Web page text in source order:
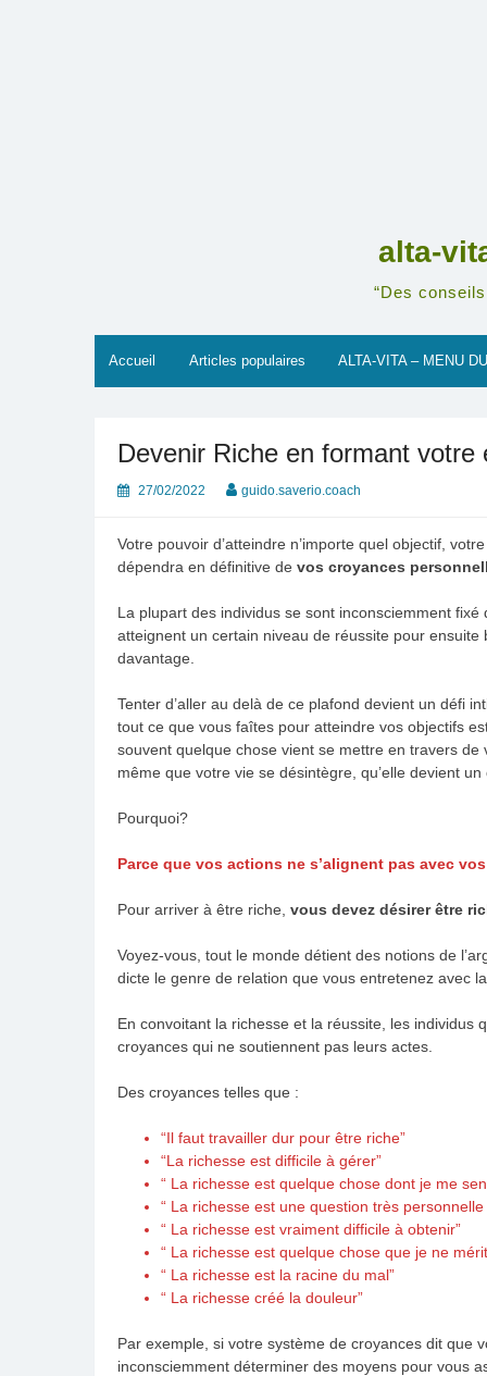
alta-
“Des
Accueil Articles populaires ALTA-VITA – MENU
Devenir Riche en formant votre
27/02/2022 guido.saverio.coach
Votre pouvoir d’atteindre n’importe quel objectif,
dépendra en définitive de vos croyances
La plupart des individus se sont inconsciemment
atteignent un certain niveau de réussite pour
davantage.
Tenter d’aller au delà de ce plafond devient un défi
tout ce que vous faîtes pour atteindre vos objectifs
souvent quelque chose vient se mettre en travers
même que votre vie se désintègre, qu’elle devient un
Pourquoi?
Parce que vos actions ne s’alignent pas avec
Pour arriver à être riche, vous devez désirer être
Voyez-vous, tout le monde détient des notions de
dicte le genre de relation que vous entretenez avec
En convoitant la richesse et la réussite, les individus
croyances qui ne soutiennent pas leurs actes.
Des croyances telles que :
“Il faut travailler dur pour être riche”
“La richesse est difficile à gérer”
“ La richesse est quelque chose dont je me
“ La richesse est une question très personnelle
“ La richesse est vraiment difficile à obtenir”
“ La richesse est quelque chose que je ne
“ La richesse est la racine du mal”
“ La richesse créé la douleur”
Par exemple, si votre système de croyances dit que
inconsciemment déterminer des moyens pour vous